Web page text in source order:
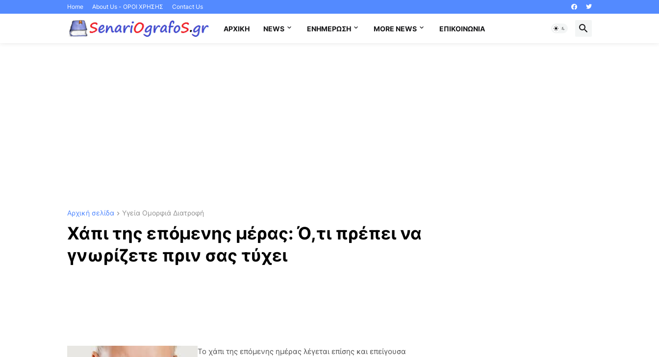
Home About Us - ΟΡΟΙ ΧΡΗΣΗΣ Contact Us
ΑΡΧΙΚΉ NEWS ΕΝΗΜΈΡΩΣΗ MORE NEWS ΕΠΙΚΟΙΝΩΝΊΑ
Αρχική σελίδα Υγεία Ομορφιά Διατροφή
Χάπι της επόμενης μέρας: Ό,τι πρέπει να
γνωρίζετε πριν σας τύχει
Το χάπι της επόμενης ημέρας λέγεται επίσης και επείγουσα